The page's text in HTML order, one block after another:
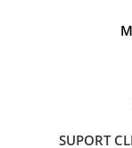
Feronerie si
SUPORT